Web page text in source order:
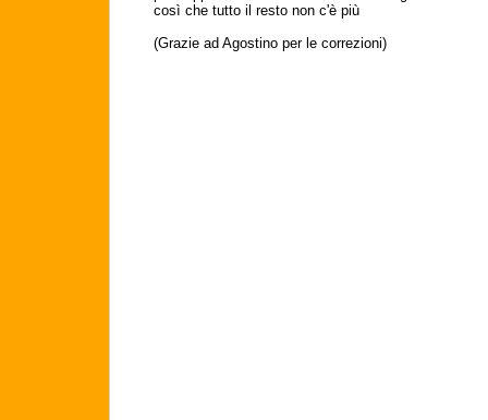
così che tutto il resto non c'è più
(Grazie ad Agostino per le correzioni)